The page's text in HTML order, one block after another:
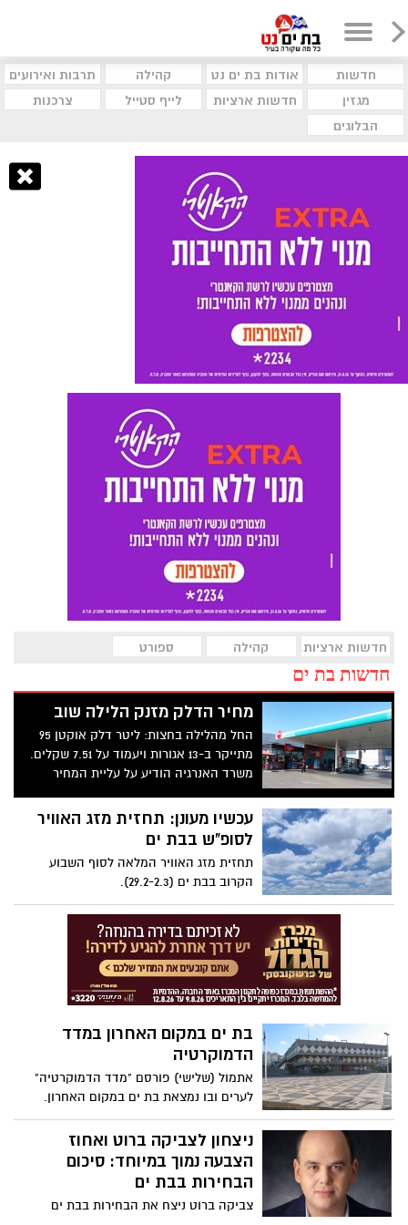
חדשות אודות בת ים נט קהילה
תרבות ואירועים
מגזין
חדשות ארציות לייף סטייל
צרכנות
הבלוגים
חדשות ארציות קהילה ספורט
חדשות בת ים
מחיר הדלק מזנק הלילה שוב
החל מהלילה בחצות: ליטר דלק אוקטן 95
מתייקר ב-13 אגורות ויעמוד על 7.51 שקלים.
משרד האנרגיה הודיע על עליית המחיר
עכשיו מעונן: תחזית מזג האוויר
לסופ"ש בבת ים
תחזית מזג האוויר המלאה לסוף השבוע
הקרוב בבת ים (29.2-2.3).
בת ים במקום האחרון במדד
הדמוקרטיה
אתמול (שלישי) פורסם "מדד הדמוקרטיה"
לערים ובו נמצאת בת ים במקום האחרון.
המדד בודק מדדים כמו: בחירות (אחוז
הצבעה, גיוון סיעות ועוד), רמת השקיפות של
העירייה, שיתוף הציבור ומידת הפעילות
הציבורית וההתנדבותית ביישוב, מידת
ההשקעה לפעילות דמוקרטית במרחב
הציבורי ואיוש משרות על בסיס מקצועי למול
ניצחון לצביקה ברוט ואחוז
הצבעה נמוך במיוחד: סיכום
הבחירות בבת ים
צביקה ברוט ניצח את הבחירות בבת ים